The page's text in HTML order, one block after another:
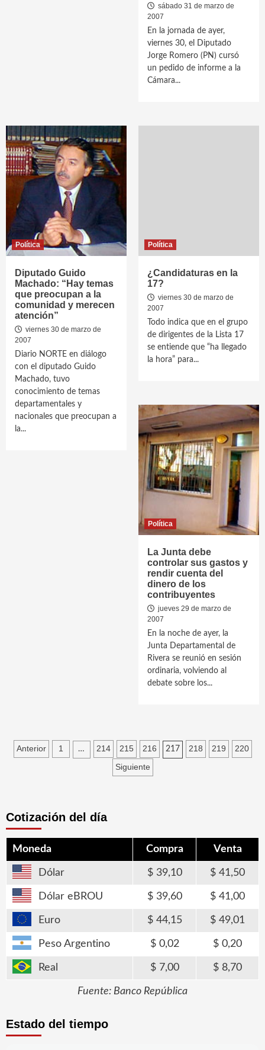
sábado 31 de marzo de
2007
En la jornada de ayer,
viernes 30, el Diputado
Jorge Romero (PN) cursó
un pedido de informe a la
Cámara...
Política
Diputado Guido
Machado: “Hay temas
que preocupan a la
comunidad y merecen
atención”
viernes 30 de marzo de
2007
Diario NORTE en diálogo
con el diputado Guido
Machado, tuvo
conocimiento de temas
departamentales y
nacionales que preocupan a
la...
Política
¿Candidaturas en la
17?
viernes 30 de marzo de
2007
Todo indica que en el grupo
de dirigentes de la Lista 17
se entiende que “ha llegado
la hora” para...
Política
La Junta debe
controlar sus gastos y
rendir cuenta del
dinero de los
contribuyentes
jueves 29 de marzo de
2007
En la noche de ayer, la
Junta Departamental de
Rivera se reunió en sesión
ordinaria, volviendo al
debate sobre los...
Paginación
Anterior 1 … 214 215 216 217 218 219
220
Siguiente
Cotización del día
Moneda Compra Venta
Dólar 39,10 41,50
Dólar eBROU 39,60 41,00
Euro 44,15 49,01
Peso Argentino 0,02 0,20
Real 7,00 8,70
Fuente: Banco República
Estado del tiempo